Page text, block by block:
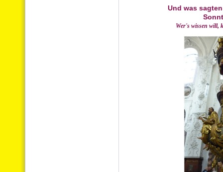
Und was
Wer's wissen will,